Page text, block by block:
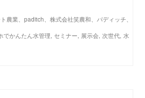
農業、paditch、株式会社笑農和、パディッチ、
でかんたん水管理, セミナー, 展示会, 次世代, 水